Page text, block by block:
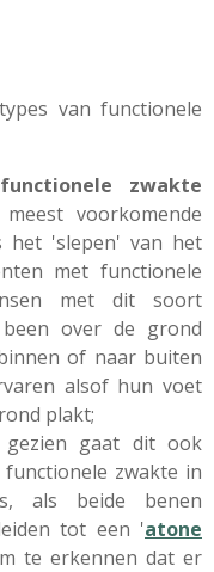
van functionele
zwakte
voorkomende
het 'slepen' van het
met functionele
met dit soort
over de grond
of naar buiten
alsof hun voet
plakt;
gaat dit ook
zwakte in
als beide benen
tot een 'atone
te erkennen dat er